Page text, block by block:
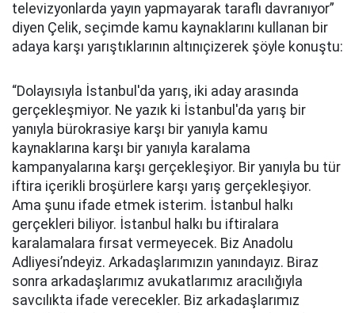
televizyonlarda yayın yapmayarak taraflı davranıyor”
diyen Çelik, seçimde kamu kaynaklarını kullanan bir
adaya karşı yarıştıklarının altınıçizerek şöyle konuştu:
“Dolayısıyla İstanbul'da yarış, iki aday arasında
gerçekleşmiyor. Ne yazık ki İstanbul'da yarış bir
yanıyla bürokrasiye karşı bir yanıyla kamu
kaynaklarına karşı bir yanıyla karalama
kampanyalarına karşı gerçekleşiyor. Bir yanıyla bu tür
iftira içerikli broşürlere karşı yarış gerçekleşiyor.
Ama şunu ifade etmek isterim. İstanbul halkı
gerçekleri biliyor. İstanbul halkı bu iftiralara
karalamalara fırsat vermeyecek. Biz Anadolu
Adliyesi’ndeyiz. Arkadaşlarımızın yanındayız. Biraz
sonra arkadaşlarımız avukatlarımız aracılığıyla
savcılıkta ifade verecekler. Biz arkadaşlarımız